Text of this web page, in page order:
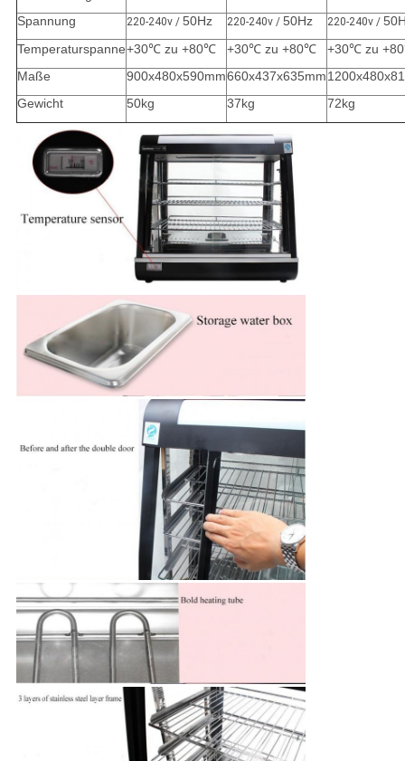
Spannung
220-240v / 50Hz 220-240v / 50Hz 220-240v /
Temperaturspanne+30℃ zu +80℃ +30℃ zu +80℃
+30℃ zu
Maße
900x480x590mm660x437x635mm
Gewicht
50kg 37kg 72kg